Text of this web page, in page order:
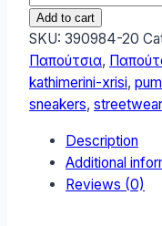
Smash
3.0
Ανδρικά
Sneakers
Γκρι
quantity
Add to cart
SKU: 390984-20
Παπούτσια,
kathimerini-xrisi,
sneakers, streetwear
Description
Additional
Reviews (0)